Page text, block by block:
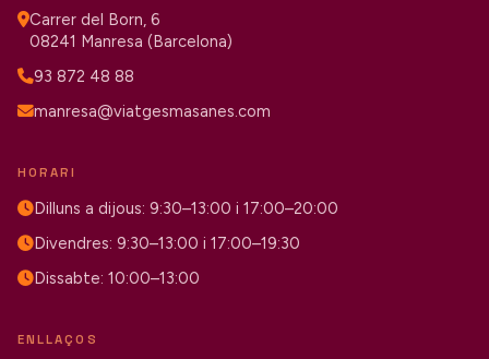
Carrer del Born, 6
08241 Manresa (Barcelona)
93 872 48 88
manresa@viatgesmasanes.com
HORARI
Dilluns a dijous: 9:30–13:00 i 17:00–20:00
Divendres: 9:30–13:00 i 17:00–19:30
Dissabte: 10:00–13:00
ENLLAÇOS